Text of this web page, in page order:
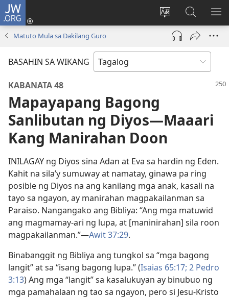
JW.ORG
Baguhin
ang
wika
ng
Mag-
log
bubukas
sa
JW.ORG
Matuto Mula sa Dakilang Guro
BASAHIN SA WIKANG
KABANATA 48
Mapayapang Bagong
Sanlibutan ng Diyos—Maaari
Kang Manirahan Doon
INILAGAY ng Diyos sina Adan at Eva sa hardin ng Eden.
Kahit na sila’y sumuway at namatay, ginawa pa ring
posible ng Diyos na ang kanilang mga anak, kasali na
tayo sa ngayon, ay manirahan magpakailanman sa
Paraiso. Nangangako ang Bibliya: “Ang mga matuwid
ang magmamay-ari ng lupa, at [maninirahan] sila roon
magpakailanman.”​—Awit 37:29.
Binabanggit ng Bibliya ang tungkol sa “mga bagong
langit” at sa “isang bagong lupa.” (Isaias 65:17; 2 Pedro
3:13) Ang mga “langit” sa kasalukuyan ay binubuo ng
mga pamahalaan ng tao sa ngayon, pero si Jesu-Kristo